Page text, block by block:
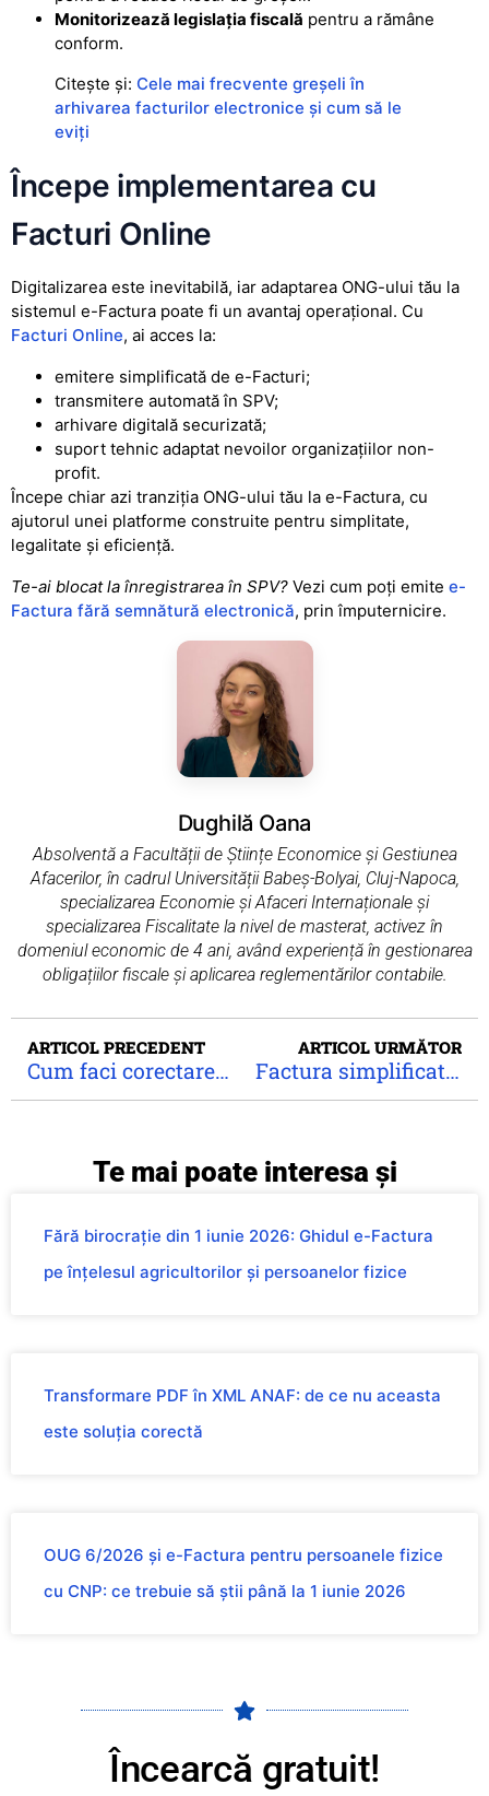
Monitorizează legislația fiscală pentru a rămâne
conform.
Citește și: Cele mai frecvente greșeli în
arhivarea facturilor electronice și cum să le
eviți
Începe implementarea cu
Facturi Online
Digitalizarea este inevitabilă, iar adaptarea ONG-ului tău la
sistemul e-Factura poate fi un avantaj operațional. Cu
Facturi Online, ai acces la:
emitere simplificată de e-Facturi;
transmitere automată în SPV;
arhivare digitală securizată;
suport tehnic adaptat nevoilor organizațiilor non-
profit.
Începe chiar azi tranziția ONG-ului tău la e-Factura, cu
ajutorul unei platforme construite pentru simplitate,
legalitate și eficiență.
Te-ai blocat la înregistrarea în SPV? Vezi cum poți emite e-
Factura fără semnătură electronică, prin împuternicire.
Dughilă Oana
Absolventă a Facultății de Științe Economice și Gestiunea
Afacerilor, în cadrul Universității Babeș-Bolyai, Cluj-Napoca,
specializarea Economie și Afaceri Internaționale și
specializarea Fiscalitate la nivel de masterat, activez în
domeniul economic de 4 ani, având experiență în gestionarea
obligațiilor fiscale și aplicarea reglementărilor contabile.
ARTICOL PRECEDENT
Cum faci corectare factură e-Factura cu aplicația facturi-online.ro
ARTICOL URMĂTOR
Factura simplificată vs. factura normală: când și de ce le folosești
Te mai poate interesa și
Fără birocrație din 1 iunie 2026: Ghidul e-Factura
pe înțelesul agricultorilor și persoanelor fizice
Transformare PDF în XML ANAF: de ce nu aceasta
este soluția corectă
OUG 6/2026 și e-Factura pentru persoanele fizice
cu CNP: ce trebuie să știi până la 1 iunie 2026
Încearcă gratuit!